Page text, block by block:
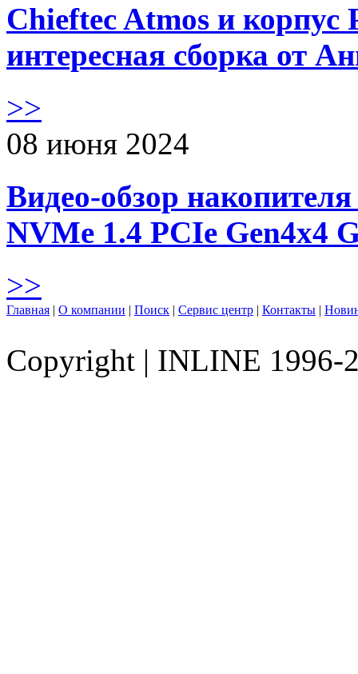
Chieftec Atmos и корпус
интересная сборка от
>>
08 июня 2024
Видео-обзор
NVMe 1.4 PCIe Gen4х4
>>
Главная | О компании | Поиск | Сервис центр | Контакты |
Copyright | INLINE 1996-